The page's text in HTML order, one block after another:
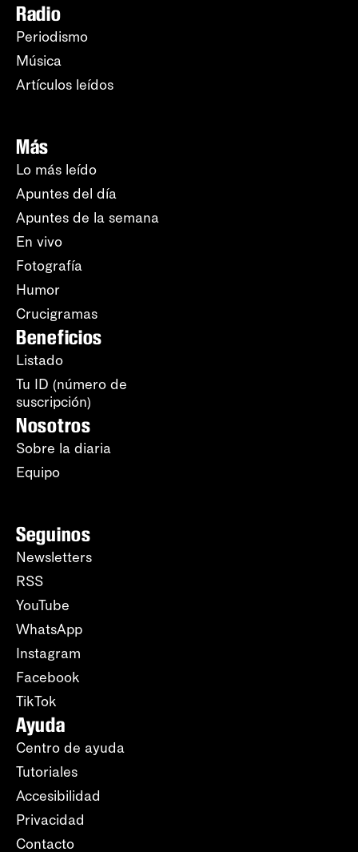
Radio
Periodismo
Música
Artículos leídos
Más
Lo más leído
Apuntes del día
Apuntes de la semana
En vivo
Fotografía
Humor
Crucigramas
Beneficios
Listado
Tu ID (número de
suscripción)
Nosotros
Sobre la diaria
Equipo
Seguinos
Newsletters
RSS
YouTube
WhatsApp
Instagram
Facebook
TikTok
Ayuda
Centro de ayuda
Tutoriales
Accesibilidad
Privacidad
Contacto